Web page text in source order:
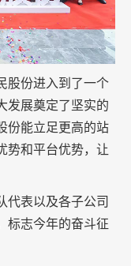
股份进入到了一个
发展奠定了坚实的
份能立足更高的站
势和平台优势，让
代表以及各子公司
标志今年的奋斗征